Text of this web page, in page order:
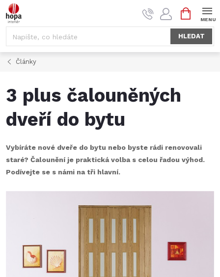
Přejít
na
HLEDAT
NÁKUPNÍ
KOŠÍK
Články
3 plus čalouněných
dveří do bytu
Vybíráte nové dveře do bytu nebo byste rádi renovovali
staré? Čalounění je praktická volba s celou řadou výhod.
Podívejte se s námi na tři hlavní.